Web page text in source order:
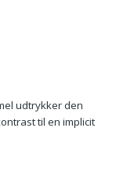
udtrykker den
til en implicit